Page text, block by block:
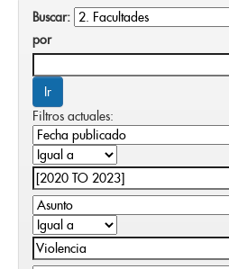
Buscar:
por
Filtros actuales: